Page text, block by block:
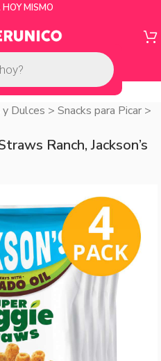
MISMO
y Dulces > Snacks para Picar >
Ranch, Jackson’s